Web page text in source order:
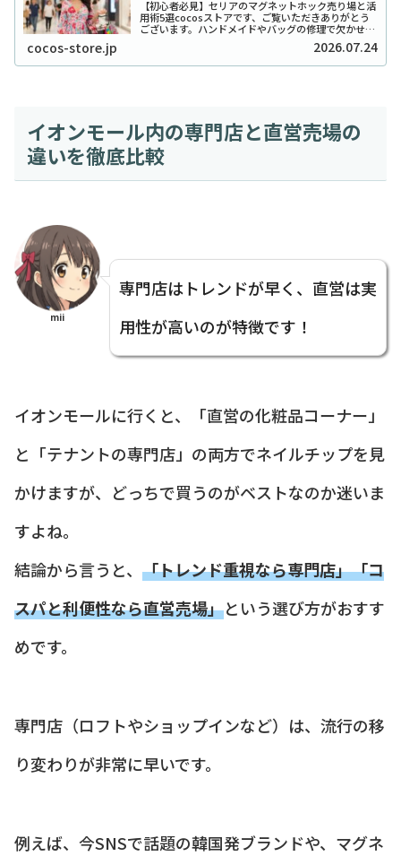
【初心者必見】セリアのマグネットホック売り場と活
用術5選cocosストアです、ご覧いただきありがとう
ございます。ハンドメイドやバッグの修理で欠かせな
い「マグネットホック」ですが、いざセリアに行って
も「どこにあるの？」と迷ってしまう方が意外と...
cocos-store.jp 2026.07.24
イオンモール内の専門店と直営売場の
違いを徹底比較
mii
専門店はトレンドが早く、直営は実
用性が高いのが特徴です！
イオンモールに行くと、「直営の化粧品コーナー」
と「テナントの専門店」の両方でネイルチップを見
かけますが、どっちで買うのがベストなのか迷いま
すよね。
結論から言うと、 「トレンド重視なら専門店」「コ
スパと利便性なら直営売場」という選び方がおすす
めです。
専門店（ロフトやショップインなど）は、流行の移
り変わりが非常に早いです。
例えば、今SNSで話題の韓国発ブランドや、マグネ